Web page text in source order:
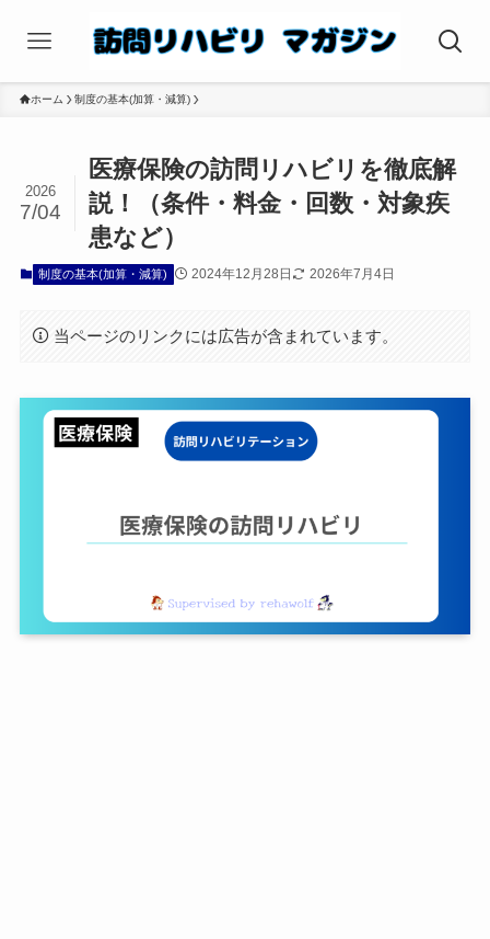
ホーム 制度の基本(加算・減算)
医療保険の訪問リハビリを徹底解
説！（条件・料金・回数・対象疾
患など）
2026
7/04
制度の基本(加算・減算) 2024年12月28日 2026年7月4日
当ページのリンクには広告が含まれています。